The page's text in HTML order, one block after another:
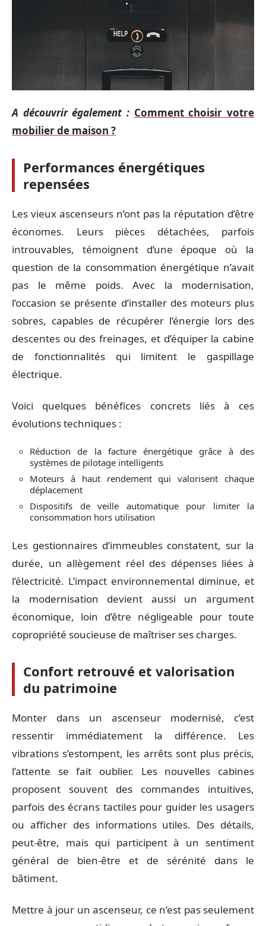
A découvrir également : Comment choisir votre
mobilier de maison ?
Performances énergétiques
repensées
Les vieux ascenseurs n’ont pas la réputation d’être
économes. Leurs pièces détachées, parfois
introuvables, témoignent d’une époque où la
question de la consommation énergétique n’avait
pas le même poids. Avec la modernisation,
l’occasion se présente d’installer des moteurs plus
sobres, capables de récupérer l’énergie lors des
descentes ou des freinages, et d’équiper la cabine
de fonctionnalités qui limitent le gaspillage
électrique.
Voici quelques bénéfices concrets liés à ces
évolutions techniques :
Réduction de la facture énergétique grâce à des
systèmes de pilotage intelligents
Moteurs à haut rendement qui valorisent chaque
déplacement
Dispositifs de veille automatique pour limiter la
consommation hors utilisation
Les gestionnaires d’immeubles constatent, sur la
durée, un allègement réel des dépenses liées à
l’électricité. L’impact environnemental diminue, et
la modernisation devient aussi un argument
économique, loin d’être négligeable pour toute
copropriété soucieuse de maîtriser ses charges.
Confort retrouvé et valorisation
du patrimoine
Monter dans un ascenseur modernisé, c’est
ressentir immédiatement la différence. Les
vibrations s’estompent, les arrêts sont plus précis,
l’attente se fait oublier. Les nouvelles cabines
proposent souvent des commandes intuitives,
parfois des écrans tactiles pour guider les usagers
ou afficher des informations utiles. Des détails,
peut-être, mais qui participent à un sentiment
général de bien-être et de sérénité dans le
bâtiment.
Mettre à jour un ascenseur, ce n’est pas seulement